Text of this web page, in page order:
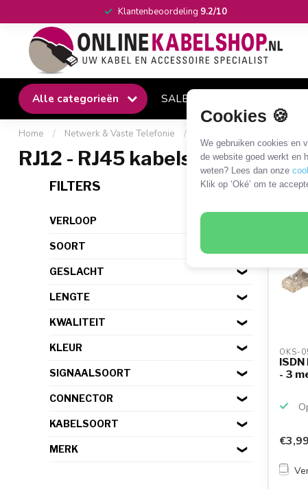
Cookies 🍪
We gebruiken cookies en
de website goed werkt en
weten? Lees dan onze
Klik op ‘Oké’ om te
Klantenbeoordeling 9.2/10
Alle categorieën SALE
Home / Netwerk & Vaste Telefonie /
RJ12 - RJ45 kabels en adapters
FILTERS
VERLOOP
SOORT
GESLACHT
LENGTE
KWALITEIT
KLEUR
SIGNAALSOORT
CONNECTOR
KABELSOORT
MERK
3
OKS-
- 3
€3,99